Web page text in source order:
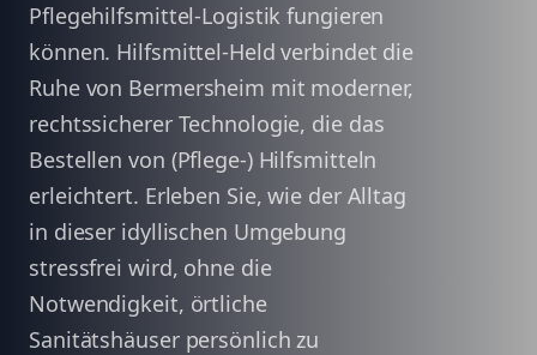
Pflegehilfsmittel-Logistik fungieren
können. Hilfsmittel-Held verbindet die
Ruhe von Bermersheim mit moderner,
rechtssicherer Technologie, die das
Bestellen von (Pflege-) Hilfsmitteln
erleichtert. Erleben Sie, wie der Alltag
in dieser idyllischen Umgebung
stressfrei wird, ohne die
Notwendigkeit, örtliche
Sanitätshäuser persönlich zu